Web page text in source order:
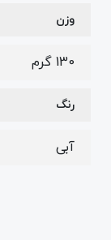
وزن
130 گرم
رنگ
آبی